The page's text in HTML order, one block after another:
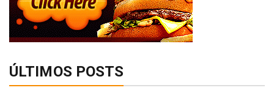
ÚLTIMOS POSTS